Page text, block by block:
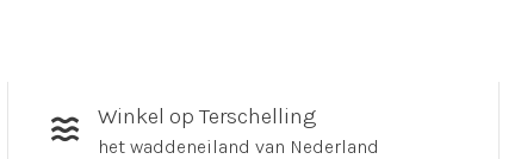
Winkel op Terschelling
het waddeneiland van Nederland